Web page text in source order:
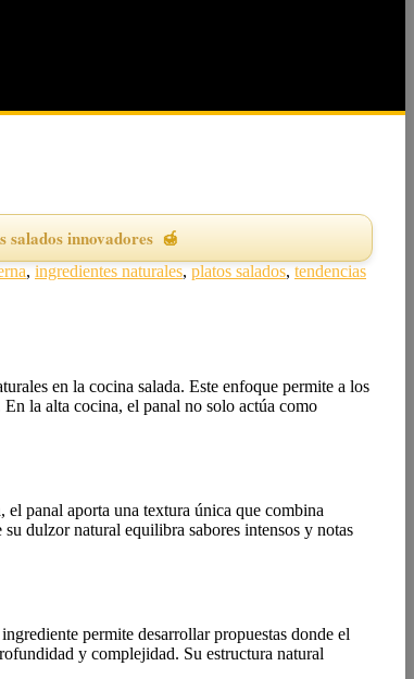
salados innovadores
, ingredientes naturales, platos salados, tendencias
en la cocina salada. Este enfoque permite a los
la alta cocina, el panal no solo actúa como
el panal aporta una textura única que combina
dulzor natural equilibra sabores intensos y notas
permite desarrollar propuestas donde el
y complejidad. Su estructura natural